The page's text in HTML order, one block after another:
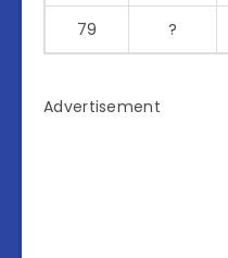
79 ?
Advertisement